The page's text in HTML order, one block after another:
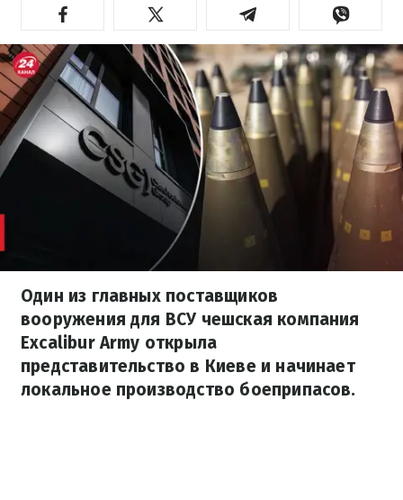
Один из главных поставщиков
вооружения для ВСУ чешская компания
Excalibur Army открыла
представительство в Киеве и начинает
локальное производство боеприпасов.